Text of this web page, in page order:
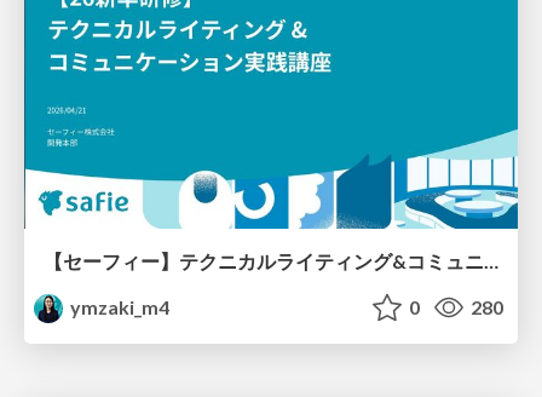
【セーフィー】テクニカルライティング&コミュニケーション実践講座（26新卒エンジニア向け研修資料）
ymzaki_m4
0 280